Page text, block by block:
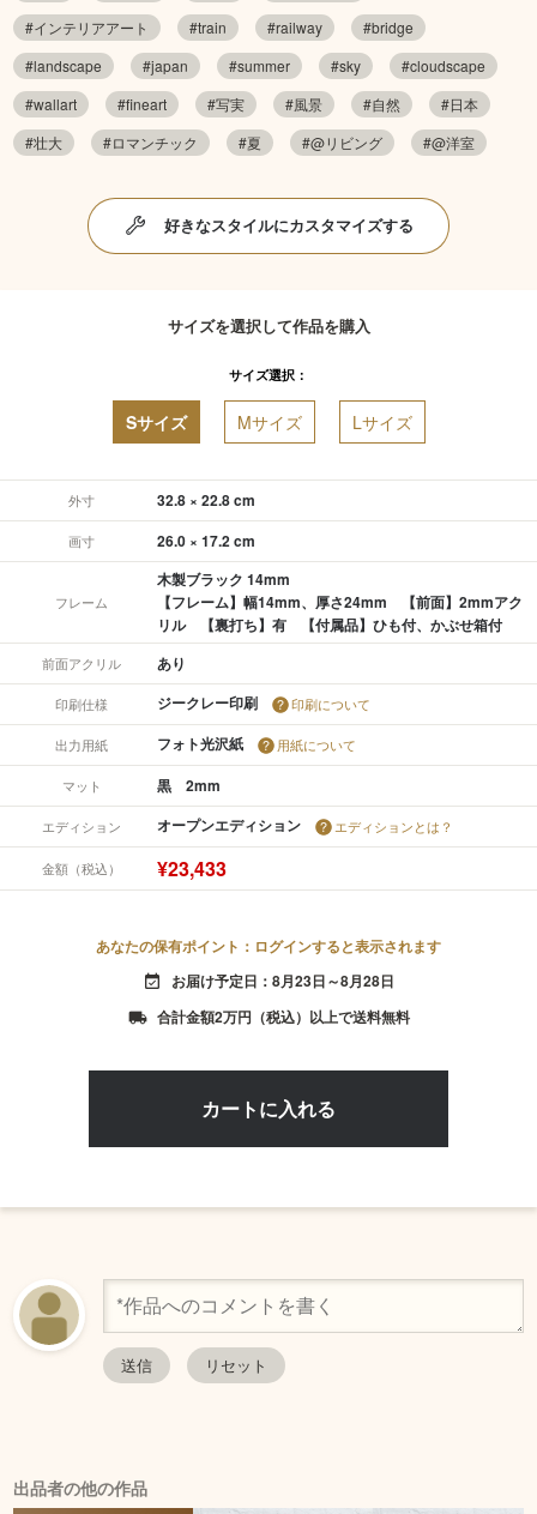
#インテリアアート
#train #railway
#bridge
#landscape
#japan #summer #sky
#cloudscape
#wallart
#fineart #写実 #風景 #自然
#日本
#壮大
#ロマンチック #夏 #@リビング #@洋室
好きなスタイルにカスタマイズする
サイズを選択して作品を購入
サイズ選択：
Sサイズ Mサイズ Lサイズ
外寸 32.8 × 22.8 cm
画寸 26.0 × 17.2 cm
フレーム
木製ブラック 14mm
【フレーム】幅14mm、厚さ24mm 【前面】2mmアク
リル 【裏打ち】有 【付属品】ひも付、かぶせ箱付
前面アクリル あり
印刷仕様 ジークレー印刷 印刷について
出力用紙 フォト光沢紙 用紙について
マット 黒 2mm
エディション オープンエディション エディションとは？
金額（税込） ¥23,433
あなたの保有ポイント：ログインすると表示されます
event_available お届け予定日：8月23日～8月28日
local_shipping 合計金額2万円（税込）以上で送料無料
出品者の他の作品